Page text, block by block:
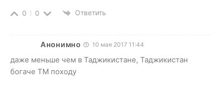
0 0 Ответить
Анонимно 10 мая 2017 11:44
даже меньше чем в Таджикистане, Таджикистан
богаче ТМ походу